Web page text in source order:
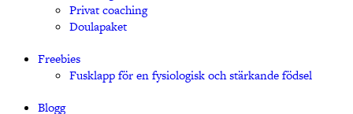
Privat coaching
Doulapaket
Freebies
Fusklapp för en fysiologisk och stärkande födsel
Blogg